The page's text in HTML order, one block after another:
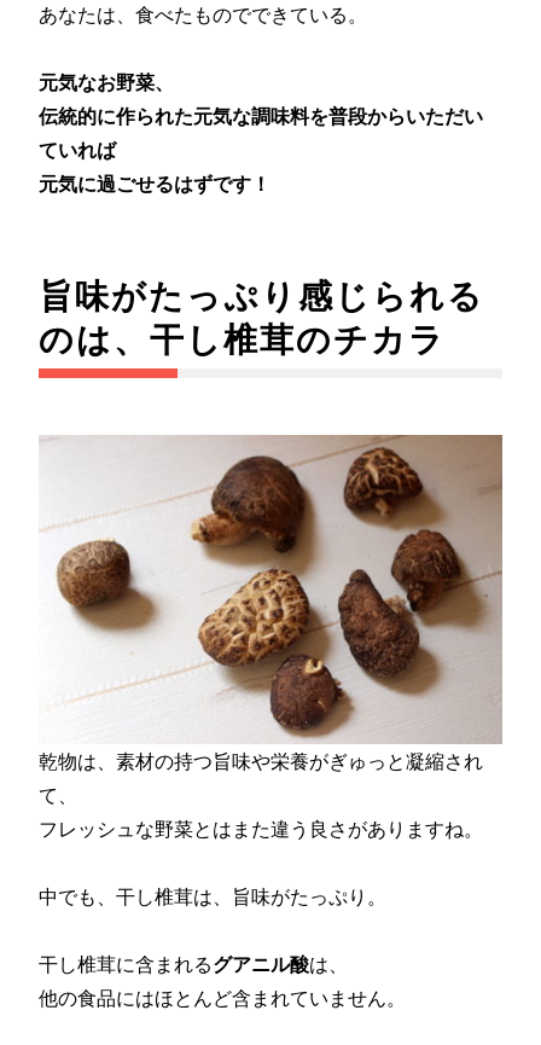
あなたは、食べたものでできている。
元気なお野菜、
伝統的に作られた元気な調味料を普段からいただい
ていれば
元気に過ごせるはずです！
旨味がたっぷり感じられる
のは、干し椎茸のチカラ
乾物は、素材の持つ旨味や栄養がぎゅっと凝縮され
て、
フレッシュな野菜とはまた違う良さがありますね。
中でも、干し椎茸は、旨味がたっぷり。
干し椎茸に含まれるグアニル酸は、
他の食品にはほとんど含まれていません。